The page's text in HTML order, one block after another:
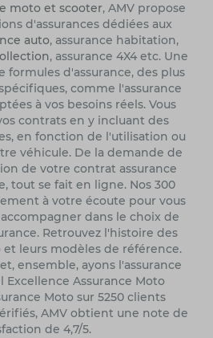
moto et scooter, AMV propose
d'assurances dédiées aux
auto, assurance habitation,
, assurance 4X4 etc. Une
d'assurance, des plus
comme l'assurance
à vos besoins réels. Vous
contrats en y incluant des
en fonction de l'utilisation ou
véhicule. De la demande de
de votre contrat assurance
tout se fait en ligne. Nos 300
à votre écoute pour vous
dans le choix de
Retrouvez l'histoire des
et leurs modèles de référence.
ensemble, ayons l'assurance
Excellence Assurance Moto
Moto sur 5250 clients
AMV obtient une note de
de 4,7/5.